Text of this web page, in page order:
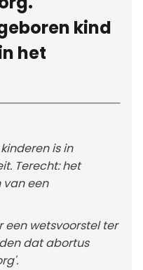
kind
het
is in
Terecht: het
van een
een wetsvoorstel ter
dat abortus